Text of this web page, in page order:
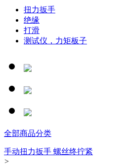
扭力扳手
绝缘
打滑
测试仪，力矩板子
全部商品分类
手动扭力扳手 螺丝终拧紧
>